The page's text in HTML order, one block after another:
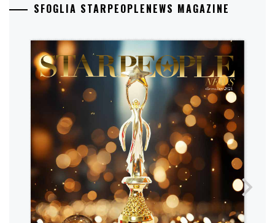
SFOGLIA STARPEOPLENEWS MAGAZINE